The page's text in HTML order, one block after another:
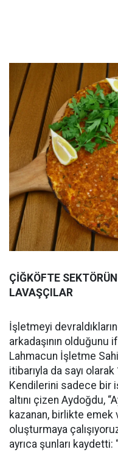
ÇİĞKÖFTE
LAVAŞÇILAR
İşletmeyi
arkadaşının olduğunu
Lahmacun İşletme
itibarıyla da sayı olarak
Kendilerini sadece bir
altını çizen Aydoğdu,
kazanan, birlikte emek
oluşturmaya
ayrıca şunları